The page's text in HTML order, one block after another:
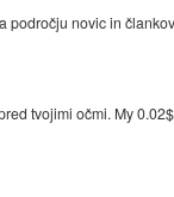
novic in
tvojimi očmi. My 0.02$